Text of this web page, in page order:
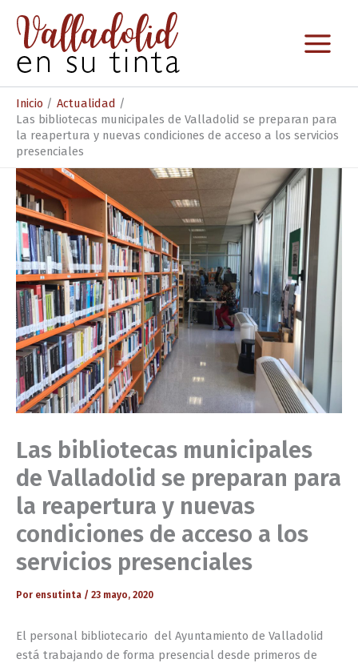
contenido
Inicio
Actualidad
Las bibliotecas municipales de Valladolid se preparan para
la reapertura y nuevas condiciones de acceso a los servicios
presenciales
Las bibliotecas municipales
de Valladolid se preparan para
la reapertura y nuevas
condiciones de acceso a los
servicios presenciales
Por ensutinta / 23 mayo, 2020
El personal bibliotecario del Ayuntamiento de Valladolid
está trabajando de forma presencial desde primeros de